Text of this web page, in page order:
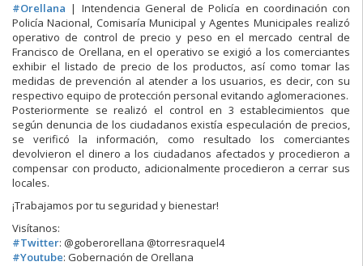
#Orellana | Intendencia General de Policía en coordinación con
Policía Nacional, Comisaría Municipal y Agentes Municipales realizó
operativo de control de precio y peso en el mercado central de
Francisco de Orellana, en el operativo se exigió a los comerciantes
exhibir el listado de precio de los productos, así como tomar las
medidas de prevención al atender a los usuarios, es decir, con su
respectivo equipo de protección personal evitando aglomeraciones.
Posteriormente se realizó el control en 3 establecimientos que
según denuncia de los ciudadanos existía especulación de precios,
se verificó la información, como resultado los comerciantes
devolvieron el dinero a los ciudadanos afectados y procedieron a
compensar con producto, adicionalmente procedieron a cerrar sus
locales.
¡Trabajamos por tu seguridad y bienestar!
Visítanos:
#Twitter: @goberorellana @torresraquel4
#Youtube: Gobernación de Orellana